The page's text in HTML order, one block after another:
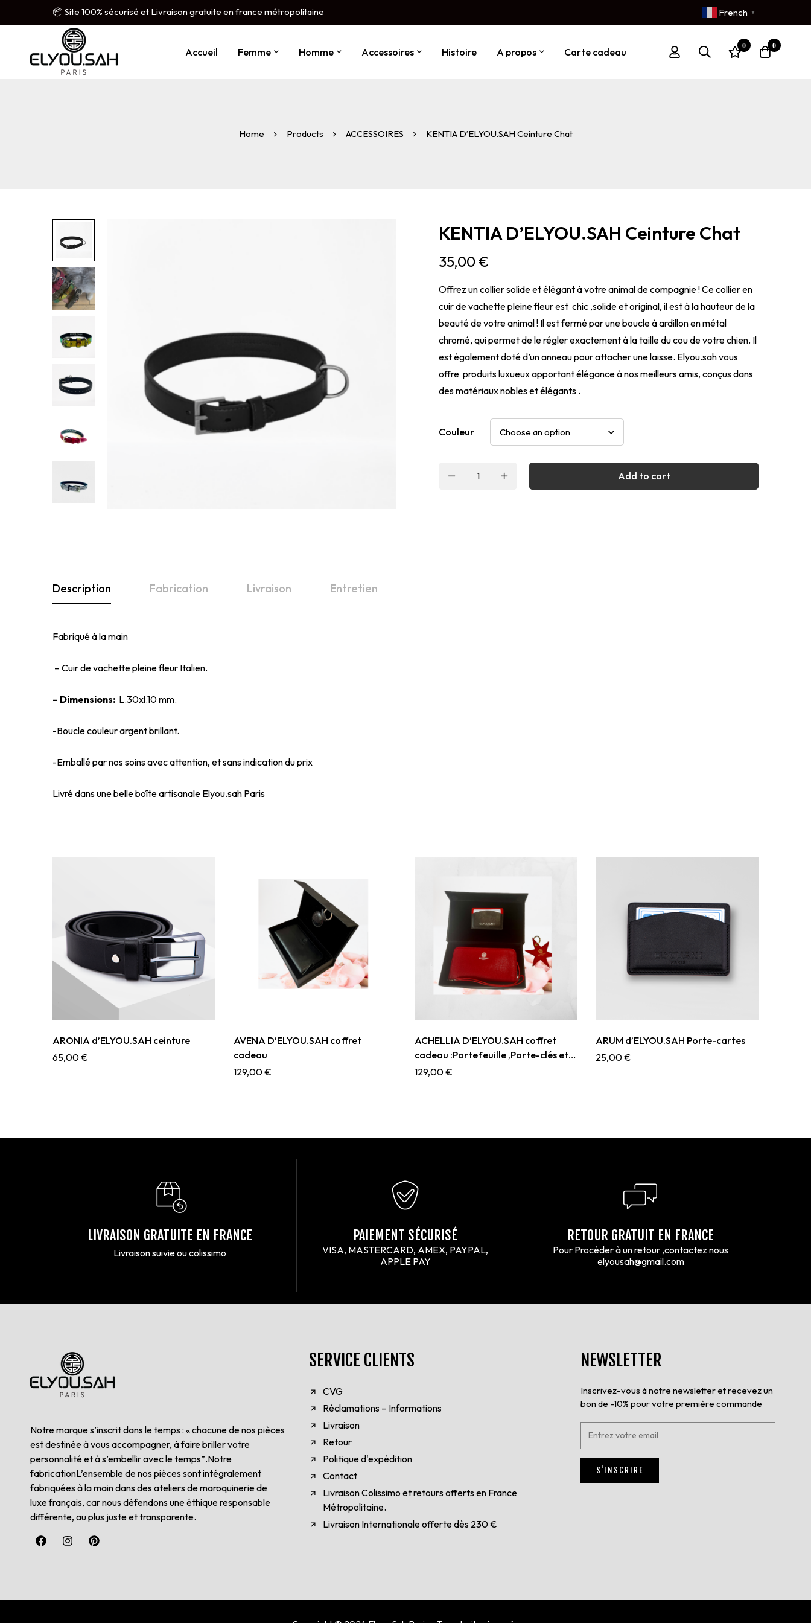
📦 Site 100% sécurisé et Livraison gratuite en france métropolitaine French ▼
Accueil Femme Homme Accessoires Histoire A propos Carte cadeau
0 0
Home Products ACCESSOIRES KENTIA D’ELYOU.SAH Ceinture Chat
KENTIA D’ELYOU.SAH Ceinture Chat
35,00€
Offrez un collier solide et élégant à votre animal de compagnie ! Ce collier en
cuir de vachette pleine fleur est chic ,solide et original, il est à la hauteur de la
beauté de votre animal ! Il est fermé par une boucle à ardillon en métal
chromé, qui permet de le régler exactement à la taille du cou de votre chien. Il
est également doté d’un anneau pour attacher une laisse. Elyou.sah vous
offre produits luxueux apportant élégance à nos meilleurs amis, conçus dans
des matériaux nobles et élégants .
Couleur
Add to cart
Description Fabrication Livraison Entretien
Fabriqué à la main
– Cuir de vachette pleine fleur Italien.
– Dimensions: L.30xl.10 mm.
-Boucle couleur argent brillant.
-Emballé par nos soins avec attention, et sans indication du prix
Livré dans une belle boîte artisanale Elyou.sah Paris
ARONIA d’ELYOU.SAH ceinture
65,00€
AVENA D’ELYOU.SAH coffret
cadeau
129,00€
ACHELLIA D’ELYOU.SAH coffret
cadeau :Portefeuille ,Porte-clés et
Porte cartes
129,00€
ARUM d’ELYOU.SAH Porte-cartes
25,00€
LIVRAISON GRATUITE EN FRANCE
Livraison suivie ou colissimo
PAIEMENT SÉCURISÉ
VISA, MASTERCARD, AMEX, PAYPAL,
APPLE PAY
RETOUR GRATUIT EN FRANCE
Pour Procéder à un retour ,contactez nous
elyousah@gmail.com
Notre marque s’inscrit dans le temps : « chacune de nos pièces
est destinée à vous accompagner, à faire briller votre
personnalité et à s’embellir avec le temps”.Notre
fabricationL’ensemble de nos pièces sont intégralement
fabriquées à la main dans des ateliers de maroquinerie de
luxe français, car nous défendons une éthique responsable
différente, au plus juste et transparente.
SERVICE CLIENTS
CVG
Réclamations – Informations
Livraison
Retour
Politique d'expédition
Contact
Livraison Colissimo et retours offerts en France
Métropolitaine.
Livraison Internationale offerte dès 230 €
NEWSLETTER
Inscrivez-vous à notre newsletter et recevez un
bon de -10% pour votre première commande
E
t
r
z
l
S'INSCRIRE